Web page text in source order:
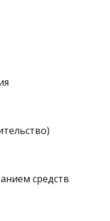
средств